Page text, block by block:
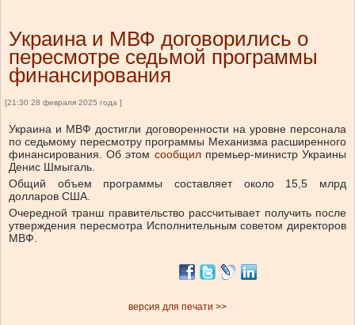
Украина и МВФ договорились о
пересмотре седьмой программы
финансирования
[21:30 28 февраля 2025 года ]
Украина и МВФ достигли договоренности на уровне персонала
по седьмому пересмотру программы Механизма расширенного
финансирования. Об этом сообщилпремьер-министр Украины
Денис Шмыгаль.
Общий объем программы составляет около 15,5 млрд
долларов США.
Очередной транш правительство рассчитывает получить после
утверждения пересмотра Исполнительным советом директоров
МВФ.
версия для печати >>